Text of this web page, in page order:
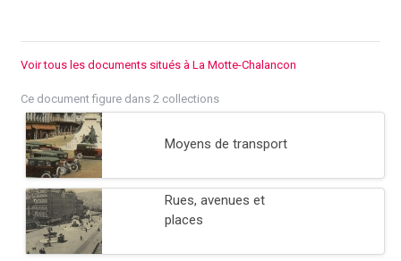
Voir tous les documents situés à La Motte-Chalancon
Ce document figure dans 2 collections
Moyens de transport
Rues, avenues et
places